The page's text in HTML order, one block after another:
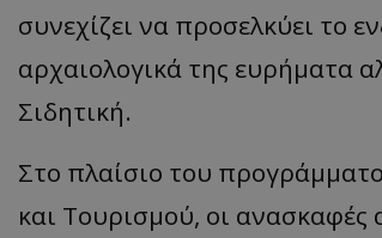
συνεχίζει να προσελκύει το
αρχαιολογικά της ευρήματα
Σιδητική.
Στο πλαίσιο του
και Τουρισμού, οι